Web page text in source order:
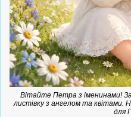
Вітайте Петра з іменинами!
листівку з ангелом та квітами.
для